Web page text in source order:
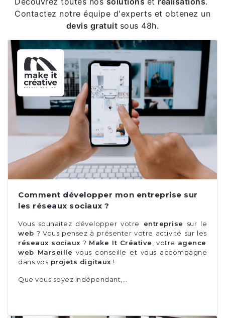
Contactez notre équipe d'experts et obtenez un
devis gratuit sous 48h.
Comment développer mon entreprise sur
les réseaux sociaux ?
Vous souhaitez développer votre entreprise
sur le
web ? Vous pensez à présenter votre activité sur les
réseaux sociaux ? Make It Créative , votre agence
web Marseille vous conseille et vous accompagne
dans vos projets digitaux !
Que vous soyez indépendant,…